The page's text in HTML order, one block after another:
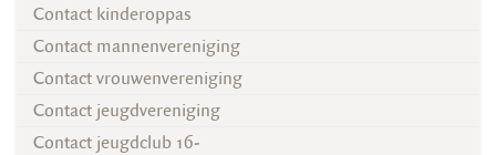
Contact kinderoppas
Contact mannenvereniging
Contact vrouwenvereniging
Contact jeugdvereniging
Contact jeugdclub 16-